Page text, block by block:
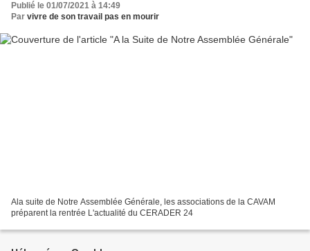
Publié le 01/07/2021 à 14:49
Par vivre de son travail pas en mourir
Ala suite de Notre Assemblée Générale, les associations de la CAVAM
préparent la rentrée L'actualité du CERADER 24